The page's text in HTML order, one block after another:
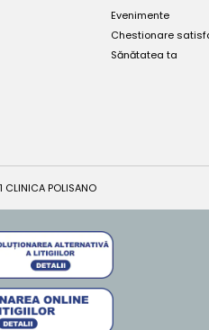
Evenimente
Chestionare
Sănătatea ta
POLISANO